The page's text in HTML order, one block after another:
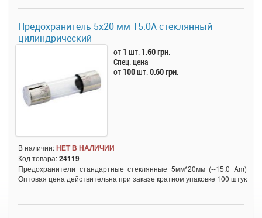
Предохранитель 5x20 мм 15.0A стеклянный
цилиндрический
от 1 шт. 1.60 грн.
Спец. цена
от 100шт.0.60 грн.
В наличии:НЕТ В НАЛИЧИИ
Код товара:24119
Предохранители стандартные стеклянные 5мм*20мм (--15.0 Am)
Оптовая цена действительна при заказе кратном упаковке 100 штук